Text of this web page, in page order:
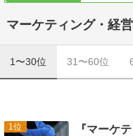
マーケティング・経営
1〜30位 31〜60位
1 『マーケ